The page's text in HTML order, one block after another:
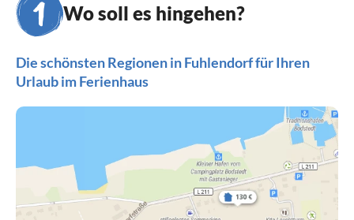
Wo soll es hingehen?
Die schönsten Regionen in Fuhlendorf für Ihren
Urlaub im Ferienhaus